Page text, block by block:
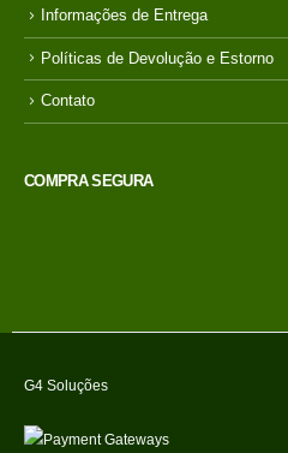
Finalizar pedido
Informações de Entrega
Políticas de Devolução e Estorno
G4 Soluções